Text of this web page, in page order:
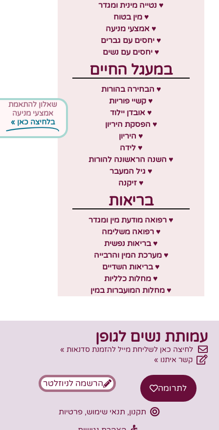
♥ נטייה מינית ומגדר
♥ מין בטוח
♥ אמצעי מניעה
♥ יחסים עם גברים
♥ יחסים עם נשים
במעגל החיים
♥ הבחירה בהורות
♥ קשיי פוריות
♥ אובדן יילוד
♥ הפסקת היריון
♥ היריון
♥ לידה
♥ השנה הראשונה להורות
♥ גיל המעבר
♥ זיקנה
בריאות
♥ רפואה מודעת מין ומגדר
♥ רפואה משלימה
♥ בריאות נפשית
♥ מערכת המין והרבייה
♥ בריאות השדיים
♥ מחלות כלליות
♥ מחלות המועברות במין
עמותת נשים לגופן
לחיצה כאן לשליחת מייל להזמנת סדנאות »
קשר איתנו »
לתרומה הרשמה לניוזלטר
תקנון, תנאי שימוש, פרטיות
שאלון להתאמת
אמצעי מניעה
בלחיצה כאן »